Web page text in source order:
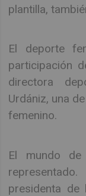
plantilla,
El deporte
participación
directora
Urdániz, una
femenino.
El mundo
presidenta de